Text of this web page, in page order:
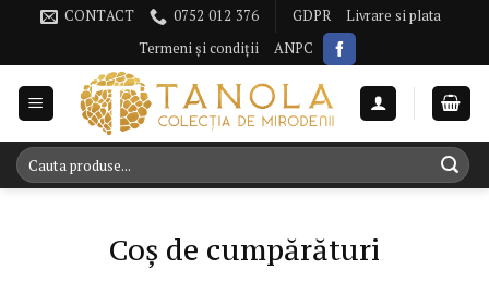
Omiteți CONTACT 0752 012 376 GDPR
Livrare si plata
Termeni și condiții
ANPC
Caută
după:
Coş de cumpărături